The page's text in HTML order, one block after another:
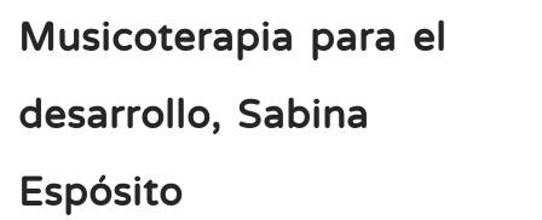
Musicoterapia para el
desarrollo, Sabina
Espósito